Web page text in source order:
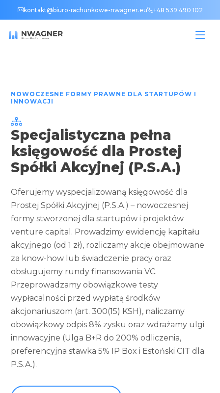
kontakt@biuro-rachunkowe-nwagner.eu +48 539 490 102
NOWOCZESNE FORMY PRAWNE DLA STARTUPÓW I
INNOWACJI
Specjalistyczna pełna
księgowość dla Prostej
Spółki Akcyjnej (P.S.A.)
Oferujemy wyspecjalizowaną księgowość dla
Prostej Spółki Akcyjnej (P.S.A.) – nowoczesnej
formy stworzonej dla startupów i projektów
venture capital. Prowadzimy ewidencję kapitału
akcyjnego (od 1 zł), rozliczamy akcje obejmowane
za know-how lub świadczenie pracy oraz
obsługujemy rundy finansowania VC.
Przeprowadzamy obowiązkowe testy
wypłacalności przed wypłatą środków
akcjonariuszom (art. 300(15) KSH), naliczamy
obowiązkowy odpis 8% zysku oraz wdrażamy ulgi
innowacyjne (Ulga B+R do 200% odliczenia,
preferencyjna stawka 5% IP Box i Estoński CIT dla
P.S.A.).